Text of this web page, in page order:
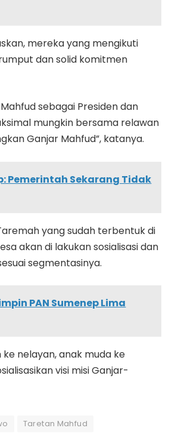
mereka yang mengikuti
dan solid komitmen
sebagai Presiden dan
mungkin bersama relawan
Ganjar Mahfud”, katanya.
Pemerintah Sekarang Tidak
yang sudah terbentuk di
akan di lakukan sosialisasi dan
segmentasinya.
PAN Sumenep Lima
nelayan, anak muda ke
visi misi Ganjar-
Taretan Mahfud